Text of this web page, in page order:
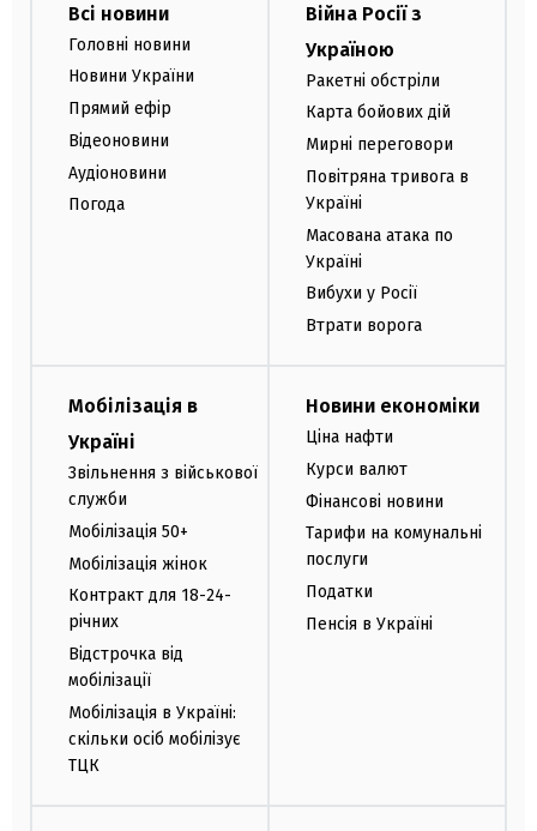
Всі новини
Головні новини
Новини України
Прямий ефір
Відеоновини
Аудіоновини
Погода
Війна Росії з
Україною
Ракетні обстріли
Карта бойових дій
Мирні переговори
Повітряна тривога в
Україні
Масована атака по
Україні
Вибухи у Росії
Втрати ворога
Мобілізація в
Україні
Звільнення з військової
служби
Мобілізація 50+
Мобілізація жінок
Контракт для 18-24-
річних
Відстрочка від
мобілізації
Мобілізація в Україні:
скільки осіб мобілізує
ТЦК
Новини економіки
Ціна нафти
Курси валют
Фінансові новини
Тарифи на комунальні
послуги
Податки
Пенсія в Україні